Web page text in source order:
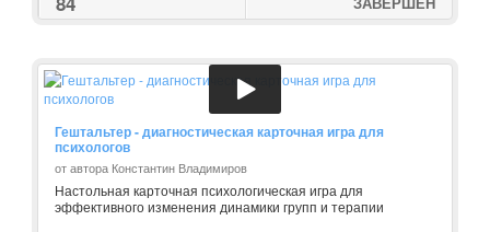
Гештальтер - диагностическая карточная игра для
психологов
от автора Константин Владимиров
Настольная карточная психологическая игра для
эффективного изменения динамики групп и терапии